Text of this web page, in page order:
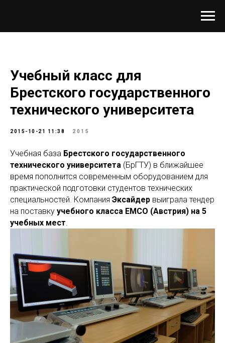
Учебный класс для
Брестского государственного
технического университета
2015-10-21 11:38 2015
Учебная база Брестского государственного
технического университета (БрГТУ) в ближайшее
время пополнится современным оборудованием для
практической подготовки студентов технических
специальностей. Компания Эксайдер выиграла тендер
на поставку учебного класса EMCO (Австрия) на 5
учебных мест.